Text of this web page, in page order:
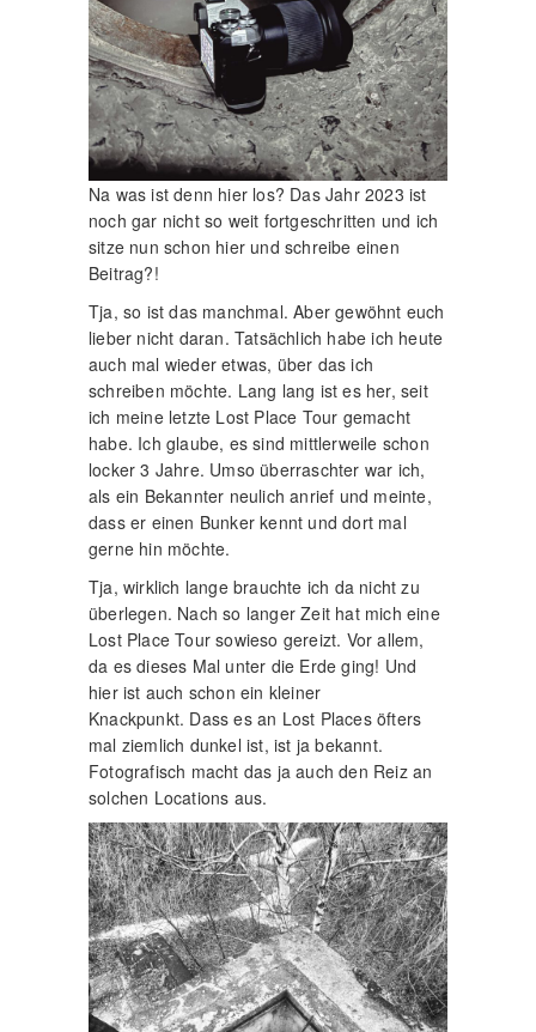
Na was ist denn hier los? Das Jahr 2023 ist
noch gar nicht so weit fortgeschritten und ich
sitze nun schon hier und schreibe einen
Beitrag?!
Tja, so ist das manchmal. Aber gewöhnt euch
lieber nicht daran. Tatsächlich habe ich heute
auch mal wieder etwas, über das ich
schreiben möchte. Lang lang ist es her, seit
ich meine letzte Lost Place Tour gemacht
habe. Ich glaube, es sind mittlerweile schon
locker 3 Jahre. Umso überraschter war ich,
als ein Bekannter neulich anrief und meinte,
dass er einen Bunker kennt und dort mal
gerne hin möchte.
Tja, wirklich lange brauchte ich da nicht zu
überlegen. Nach so langer Zeit hat mich eine
Lost Place Tour sowieso gereizt. Vor allem,
da es dieses Mal unter die Erde ging! Und
hier ist auch schon ein kleiner
Knackpunkt. Dass es an Lost Places öfters
mal ziemlich dunkel ist, ist ja bekannt.
Fotografisch macht das ja auch den Reiz an
solchen Locations aus.